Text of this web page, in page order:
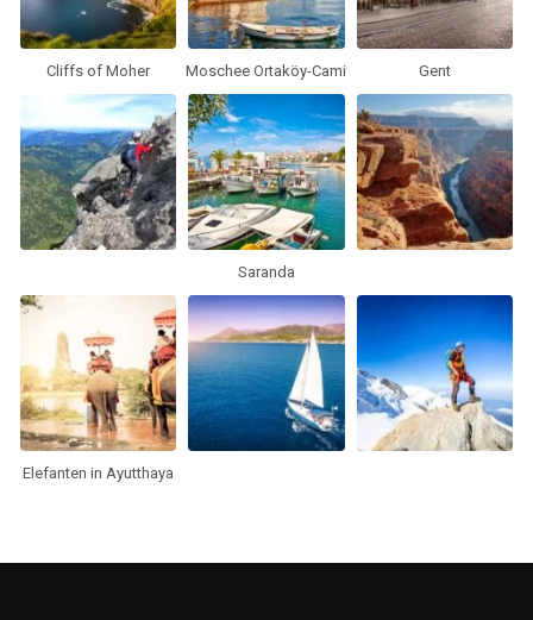
Cliffs of Moher Moschee Ortaköy-Cami Gent
Saranda
Elefanten in Ayutthaya